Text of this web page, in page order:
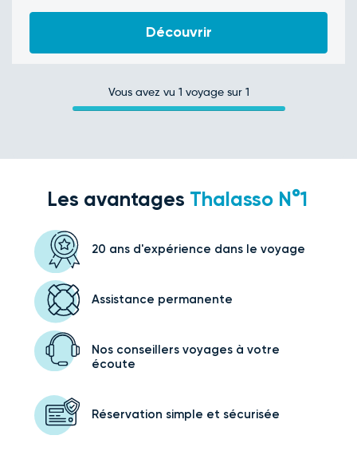
Découvrir
Vous avez vu 1 voyage sur 1
Les avantages Thalasso N°1
20 ans d'expérience dans le voyage
Assistance permanente
Nos conseillers voyagesà votre
écoute
Réservation simple et sécurisée